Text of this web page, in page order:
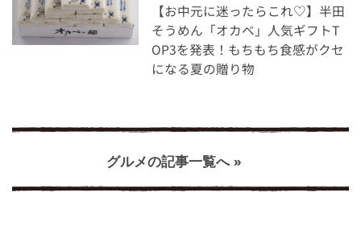
【お中元に迷ったらこれ♡】半田
そうめん「オカベ」人気ギフトT
OP3を発表！もちもち食感がクセ
になる夏の贈り物
グルメの記事一覧へ »